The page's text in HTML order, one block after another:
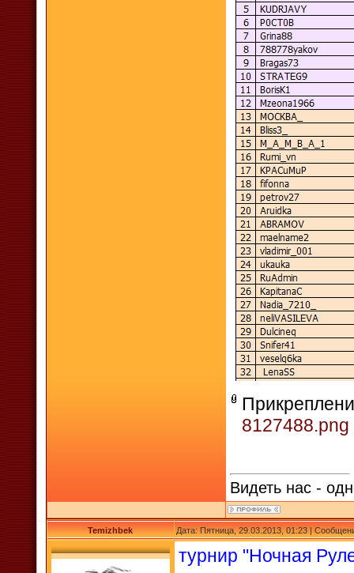
8127488.png
Видеть нас -
Temizhbek Дата: Пятница, 29.03.2013, 01:23 |
турнир "Ночная